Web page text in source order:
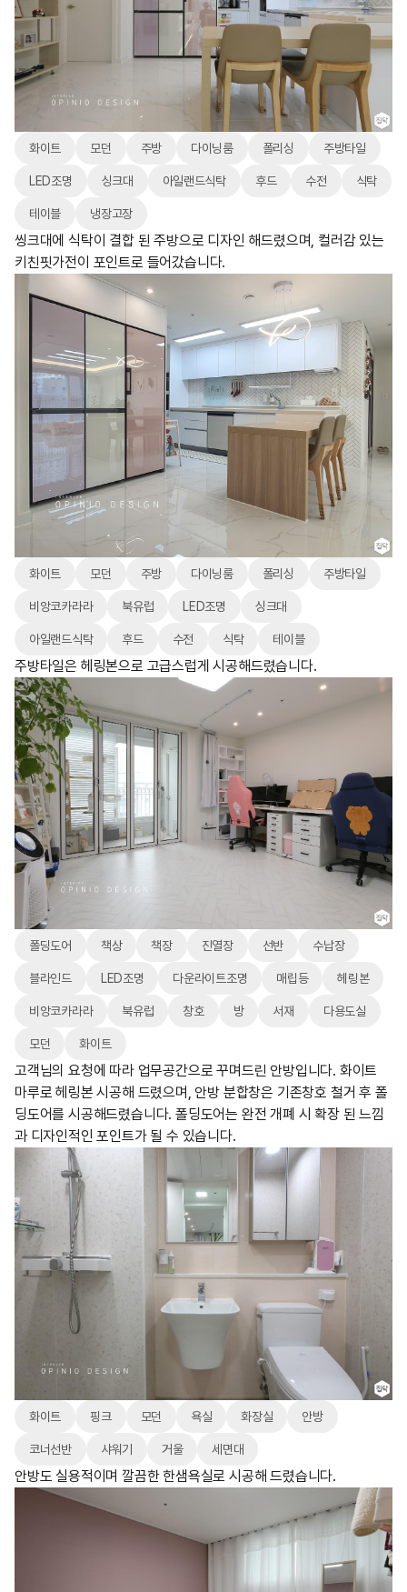
화이트 모던 주방 다이닝룸 폴리싱 주방타일
LED조명 싱크대 아일랜드식탁 후드 수전 식탁
테이블 냉장고장
씽크대에 식탁이 결합 된 주방으로 디자인 해드렸으며, 컬러감 있는
키친핏가전이 포인트로 들어갔습니다.
화이트 모던 주방 다이닝룸 폴리싱 주방타일
비앙코카라라 북유럽 LED조명 싱크대
아일랜드식탁 후드 수전 식탁 테이블
주방타일은 헤링본으로 고급스럽게 시공해드렸습니다.
폴딩도어 책상 책장 진열장 선반 수납장
블라인드 LED조명 다운라이트조명 매립등 헤링본
비앙코카라라 북유럽 창호 방 서재 다용도실
모던 화이트
고객님의 요청에 따라 업무공간으로 꾸며드린 안방입니다. 화이트
마루로 헤링본 시공해 드렸으며, 안방 분합창은 기존창호 철거 후 폴
딩도어를 시공해드렸습니다. 폴딩도어는 완전 개폐 시 확장 된 느낌
과 디자인적인 포인트가 될 수 있습니다.
화이트 핑크 모던 욕실 화장실 안방
코너선반 샤워기 거울 세면대
안방도 실용적이며 깔끔한 한샘욕실로 시공해 드렸습니다.